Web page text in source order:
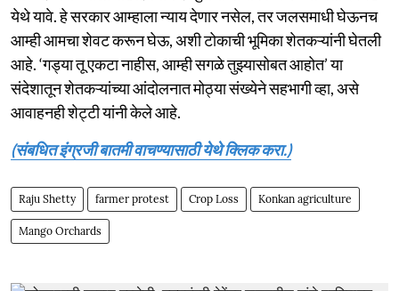
येथे यावे. हे सरकार आम्हाला न्याय देणार नसेल, तर जलसमाधी घेऊनच
आम्ही आमचा शेवट करून घेऊ, अशी टोकाची भूमिका शेतकऱ्यांनी घेतली
आहे. ‘गड्या तू एकटा नाहीस, आम्ही सगळे तुझ्यासोबत आहोत’ या
संदेशातून शेतकऱ्यांच्या आंदोलनात मोठ्या संख्येने सहभागी व्हा, असे
आवाहनही शेट्टी यांनी केले आहे.
(संबधित इंग्रजी बातमी वाचण्यासाठी येथे क्लिक करा.)
Raju Shetty farmer protest Crop Loss Konkan agriculture
Mango Orchards